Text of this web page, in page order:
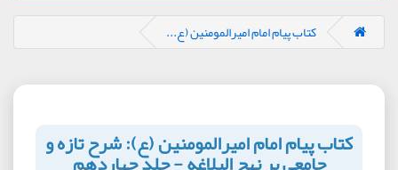
کتاب پیام امام امیرالمومنین (ع...
کتاب پیام امام امیرالمومنین (ع): شرح تازه و